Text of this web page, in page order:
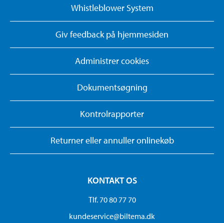
Whistleblower System
Giv feedback på hjemmesiden
Administrer cookies
Dokumentsøgning
Kontrolrapporter
Returner eller annuller onlinekøb
KONTAKT OS
Tlf. 70 80 77 70
kundeservice@biltema.dk